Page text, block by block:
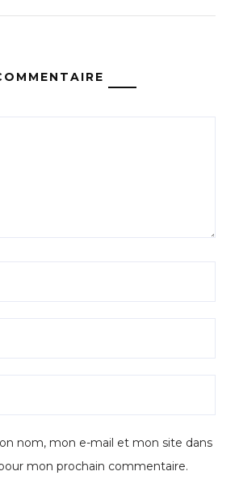
nom, mon e-mail et mon site dans
mon prochain commentaire.